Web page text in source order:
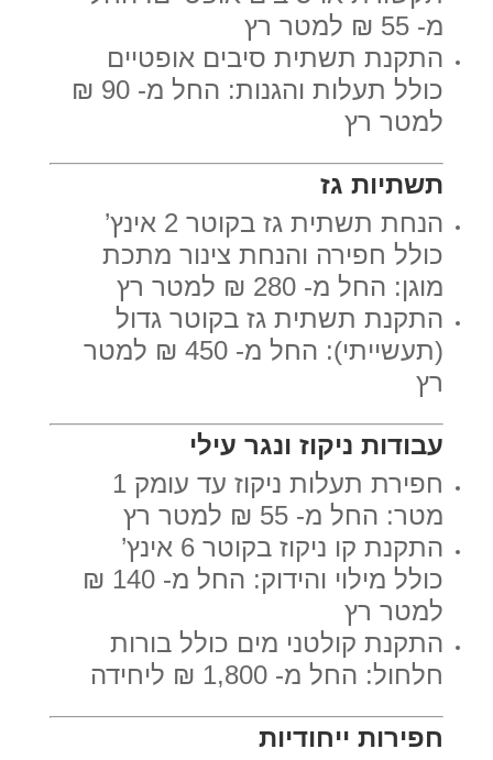
מ- 55 ₪ למטר רץ
התקנת תשתית סיבים אופטיים
כולל תעלות והגנות: החל מ- 90 ₪
למטר רץ
תשתיות גז
הנחת תשתית גז בקוטר 2 אינץ’
כולל חפירה והנחת צינור מתכת
מוגן: החל מ- 280 ₪ למטר רץ
התקנת תשתית גז בקוטר גדול
(תעשייתי): החל מ- 450 ₪ למטר
רץ
עבודות ניקוז ונגר עילי
חפירת תעלות ניקוז עד עומק 1
מטר: החל מ- 55 ₪ למטר רץ
התקנת קו ניקוז בקוטר 6 אינץ’
כולל מילוי והידוק: החל מ- 140 ₪
למטר רץ
התקנת קולטני מים כולל בורות
חלחול: החל מ- 1,800 ₪ ליחידה
חפירות ייחודיות